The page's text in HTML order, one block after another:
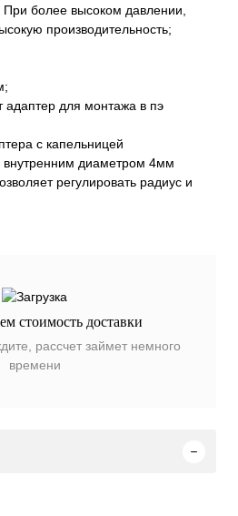
При более высоком давлении,
производительность;
адаптер для монтажа в пэ
с капельницей
внутренним диаметром 4мм
регулировать радиус и
стоимость доставки
рассчет займет немного
времени